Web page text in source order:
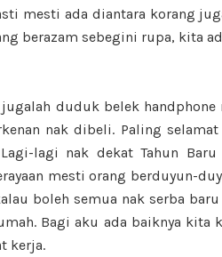
mesti ada diantara korang
berazam sebegini rupa, kita
duduk belek
nak dibeli. Paling
lagi nak dekat Tahun
mesti orang berduyun-
boleh semua nak serba
Bagi aku ada baiknya kita
kerja.